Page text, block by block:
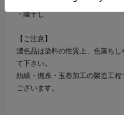
・陰干し
【ご注意】
濃色品は染料の性質上、色落ち
て下さい。
紡績・撚糸・玉巻加工の製造工
ございます。